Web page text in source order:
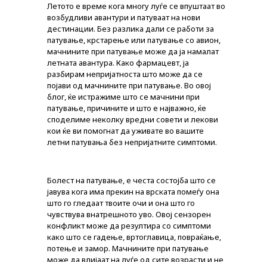
Летото е време кога многу луѓе се впуштаат во
возбудливи авантури и патуваат на нови
дестинации. Без разлика дали се работи за
патување, крстарење или патување со авион,
мачнините при патување може да ја намалат
летната авантура. Како фармацевт, ја
разбирам непријатноста што може да се
појави од мачнините при патување. Во овој
блог, ќе истражиме што се мачнини при
патување, причините и што е најважно, ќе
споделиме неколку вредни совети и лекови
кои ќе ви помогнат да уживате во вашите
летни патувања без непријатните симптоми.
Болест на патување, е честа состојба што се
јавува кога има прекин на врската помеѓу она
што го гледаат твоите очи и она што го
чувствува внатрешното уво. Овој сензорен
конфликт може да резултира со симптоми
како што се гадење, вртоглавица, повраќање,
потење и замор. Мачнините при патување
може да влијаат на луѓе од сите возрасти и не